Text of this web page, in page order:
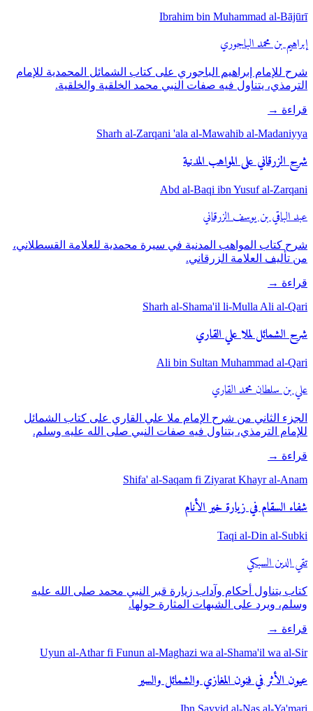
Ibrahim bin Muhammad al-Bājūrī
إبراهيم بن محمد الباجوري
شرح للإمام إبراهيم الباجوري على كتاب الشمائل المحمدية للإمام
الترمذي، يتناول فيه صفات النبي محمد الخلقية والخلقية.
قراءة →
Sharh al-Zarqani 'ala al-Mawahib al-Madaniyya
شرح الزرقاني على المواهب المدنية
Abd al-Baqi ibn Yusuf al-Zarqani
عبد الباقي بن يوسف الزرقاني
شرح كتاب المواهب المدنية في سيرة محمدية للعلامة القسطلاني،
من تأليف العلامة الزرقاني.
قراءة →
Sharh al-Shama'il li-Mulla Ali al-Qari
شرح الشمائل لملا علي القاري
Ali bin Sultan Muhammad al-Qari
علي بن سلطان محمد القاري
الجزء الثاني من شرح الإمام ملا علي القاري على كتاب الشمائل
للإمام الترمذي، يتناول فيه صفات النبي صلى الله عليه وسلم.
قراءة →
Shifa' al-Saqam fi Ziyarat Khayr al-Anam
شفاء السقام في زيارة خير الأنام
Taqi al-Din al-Subki
تقي الدين السبكي
كتاب يتناول أحكام وآداب زيارة قبر النبي محمد صلى الله عليه
وسلم، ويرد على الشبهات المثارة حولها.
قراءة →
Uyun al-Athar fi Funun al-Maghazi wa al-Shama'il wa al-Sir
عيون الأثر في فنون المغازي والشمائل والسير
Ibn Sayyid al-Nas al-Ya'mari